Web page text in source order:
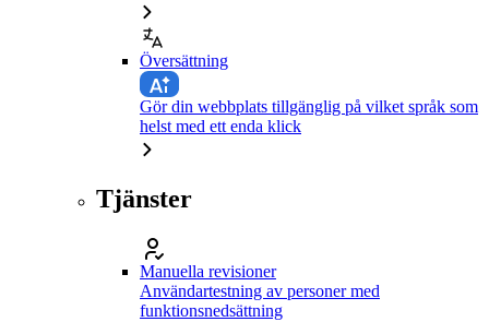
Översättning
Gör din webbplats tillgänglig på vilket språk som
helst med ett enda klick
Tjänster
Manuella revisioner
Användartestning av personer med
funktionsnedsättning